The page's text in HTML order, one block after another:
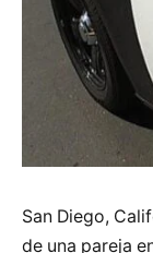
San Diego,
de una pareja